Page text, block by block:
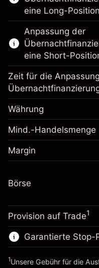
Erfahren Sie mehr
CFDs
eine Long-Position
Margin. Ihre
Anpassung der
fremdfinanzierten
~$5,000.00
Zur Plattform
Anpassung der
eine Short-
Margin. Ihre
Anpassung der
Positionsgröße mit
~$5,000.00
Geld aus
Zeit für die
Währung
Mind.-Handelsmenge
Margin
Börse
Provision auf Trade1
Garantierte Stop-
1Unsere Gebühr für die